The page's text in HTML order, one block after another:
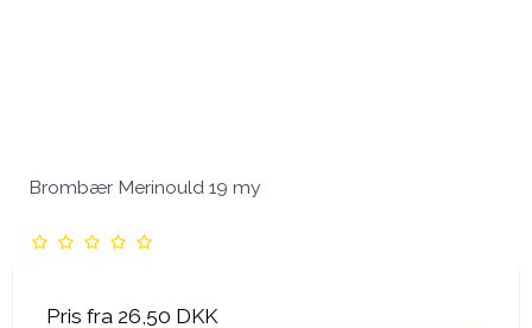
Brombær Merinould 19 my
Pris fra 26,50 DKK